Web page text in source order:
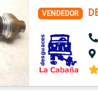
VENDEDOR